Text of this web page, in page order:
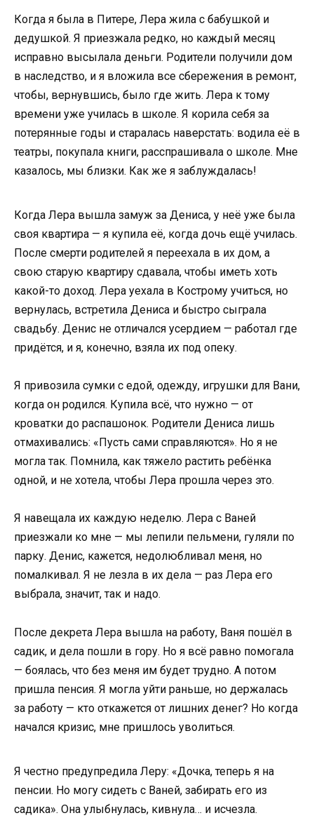
Когда я была в Питере, Лера жила с бабушкой и
дедушкой. Я приезжала редко, но каждый месяц
исправно высылала деньги. Родители получили дом
в наследство, и я вложила все сбережения в ремонт,
чтобы, вернувшись, было где жить. Лера к тому
времени уже училась в школе. Я корила себя за
потерянные годы и старалась наверстать: водила её в
театры, покупала книги, расспрашивала о школе. Мне
казалось, мы близки. Как же я заблуждалась!
Когда Лера вышла замуж за Дениса, у неё уже была
своя квартира — я купила её, когда дочь ещё училась.
После смерти родителей я переехала в их дом, а
свою старую квартиру сдавала, чтобы иметь хоть
какой-то доход. Лера уехала в Кострому учиться, но
вернулась, встретила Дениса и быстро сыграла
свадьбу. Денис не отличался усердием — работал где
придётся, и я, конечно, взяла их под опеку.
Я привозила сумки с едой, одежду, игрушки для Вани,
когда он родился. Купила всё, что нужно — от
кроватки до распашонок. Родители Дениса лишь
отмахивались: «Пусть сами справляются». Но я не
могла так. Помнила, как тяжело растить ребёнка
одной, и не хотела, чтобы Лера прошла через это.
Я навещала их каждую неделю. Лера с Ваней
приезжали ко мне — мы лепили пельмени, гуляли по
парку. Денис, кажется, недолюбливал меня, но
помалкивал. Я не лезла в их дела — раз Лера его
выбрала, значит, так и надо.
После декрета Лера вышла на работу, Ваня пошёл в
садик, и дела пошли в гору. Но я всё равно помогала
— боялась, что без меня им будет трудно. А потом
пришла пенсия. Я могла уйти раньше, но держалась
за работу — кто откажется от лишних денег? Но когда
начался кризис, мне пришлось уволиться.
Я честно предупредила Леру: «Дочка, теперь я на
пенсии. Но могу сидеть с Ваней, забирать его из
садика». Она улыбнулась, кивнула… и исчезла.